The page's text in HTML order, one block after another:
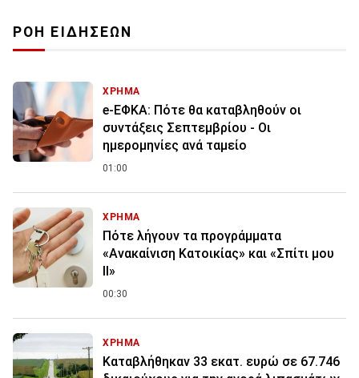
ΡΟΗ ΕΙΔΗΣΕΩΝ
ΧΡΗΜΑ
e-ΕΦΚΑ: Πότε θα καταβληθούν οι
συντάξεις Σεπτεμβρίου - Οι
ημερομηνίες ανά ταμείο
01:00
ΧΡΗΜΑ
Πότε λήγουν τα προγράμματα
«Ανακαίνιση Κατοικίας» και «Σπίτι μου
ΙΙ»
00:30
ΧΡΗΜΑ
Καταβλήθηκαν 33 εκατ. ευρώ σε 67.746